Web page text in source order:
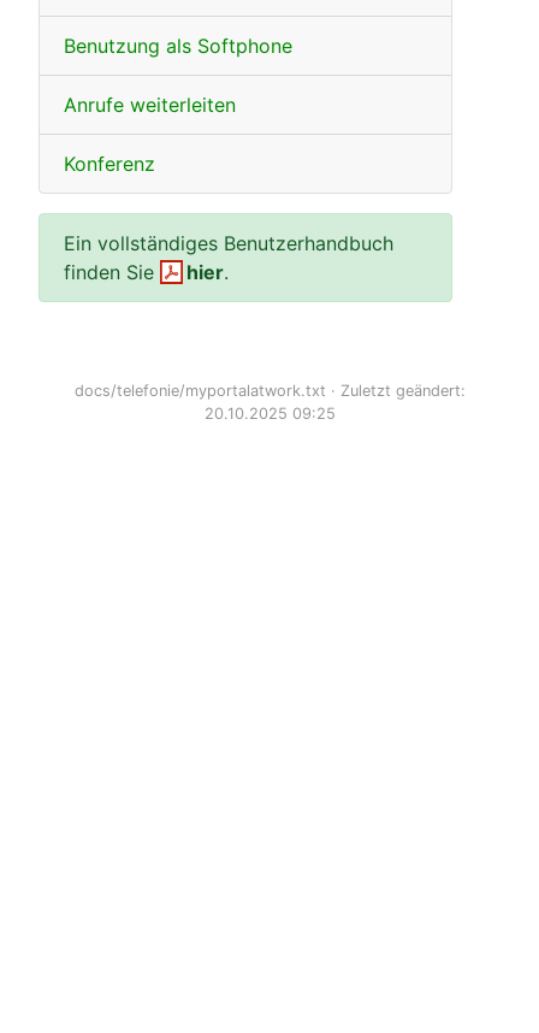
Benutzung als Softphone
Anrufe weiterleiten
Konferenz
Ein vollständiges Benutzerhandbuch
finden Sie
hier.
docs/telefonie/myportalatwork.txt · Zuletzt geändert:
20.10.2025 09:25